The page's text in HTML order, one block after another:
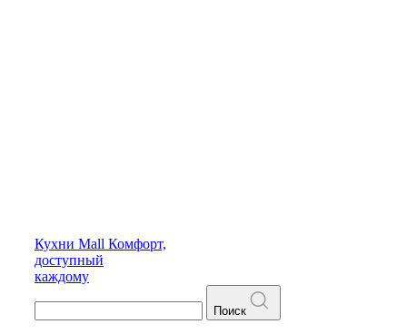
Кухни Mall Комфорт,
доступный
каждому
Поиск